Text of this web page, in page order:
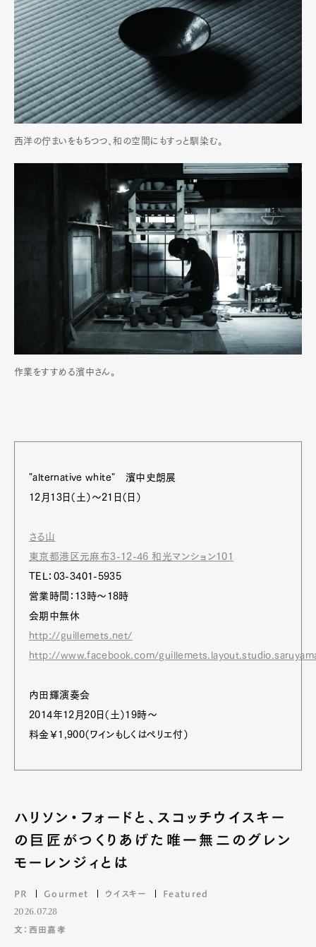
西洋の佇まいをもちつつ、和の空間にもすっと馴染む。
作業をすすめる濱中さん。
"alternative white" 濱中史朗展
12月13日（土）～21日（日）
さる山
東京都港区元麻布3-12-46 和光マンション101
TEL：03-3401-5935
営業時間：13時～18時
会期中無休
http://guillemets.net/
http://www.facebook.com/
内田輝演奏会
2014年12月20日（土）19時～
料金￥1,900（ワインもしくはペリエ付）
ハリソン・フォードと、スコッチウイスキー
の巨匠がつくりあげた唯一無二のグレン
モーレンジィとは
PR Gourmet ウイスキー Featured
2026.07.28
文：西田嘉孝